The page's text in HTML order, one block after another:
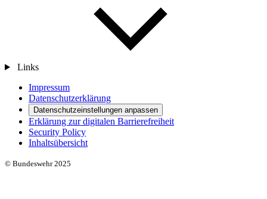
Links
Impressum
Datenschutzerklärung
Datenschutzeinstellungen anpassen
Erklärung zur digitalen Barrierefreiheit
Security Policy
Inhaltsübersicht
© Bundeswehr 2025